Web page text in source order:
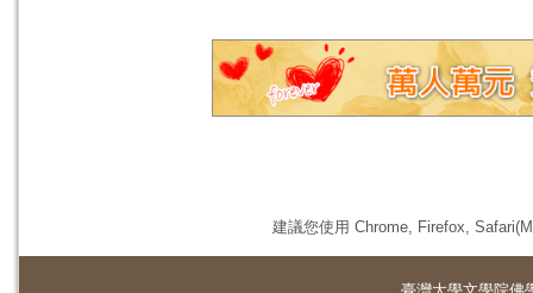
建議您使用 Chrome, Firefox,